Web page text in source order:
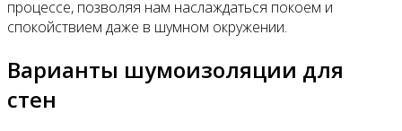
процессе, позволяя нам наслаждаться покоем и
спокойствием даже в шумном окружении.
Варианты шумоизоляции для
стен